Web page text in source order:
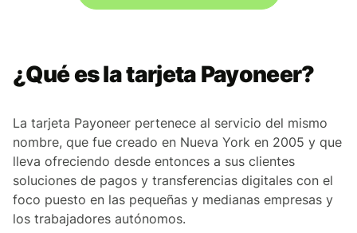
¿Qué es la tarjeta Payoneer?
La tarjeta Payoneer pertenece al servicio del mismo
nombre, que fue creado en Nueva York en 2005 y que
lleva ofreciendo desde entonces a sus clientes
soluciones de pagos y transferencias digitales con el
foco puesto en las pequeñas y medianas empresas y
los trabajadores autónomos.